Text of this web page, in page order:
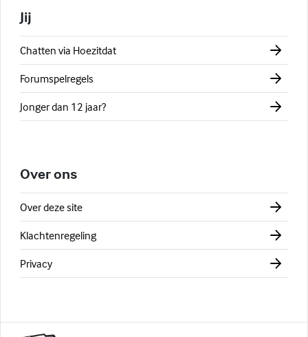
Jij
Chatten via Hoezitdat
Forumspelregels
Jonger dan 12 jaar?
Over ons
Over deze site
Klachtenregeling
Privacy